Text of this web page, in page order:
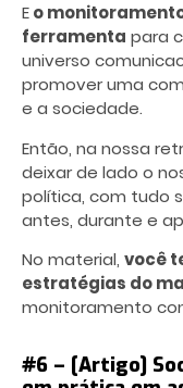
Eo
ferramenta para
universo
promover uma
e a sociedade.
Então, na nossa
deixar de lado o
política, com tudo
antes, durante e
No material, você
estratégias do
monitoramento
#6 – [Artigo]